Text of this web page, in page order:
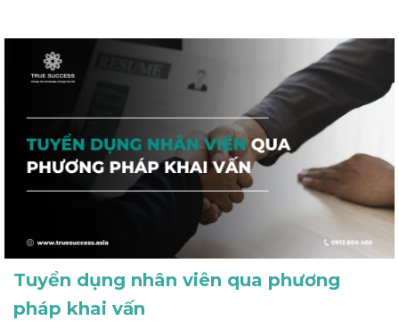
Tuyển dụng nhân viên qua phương
pháp khai vấn